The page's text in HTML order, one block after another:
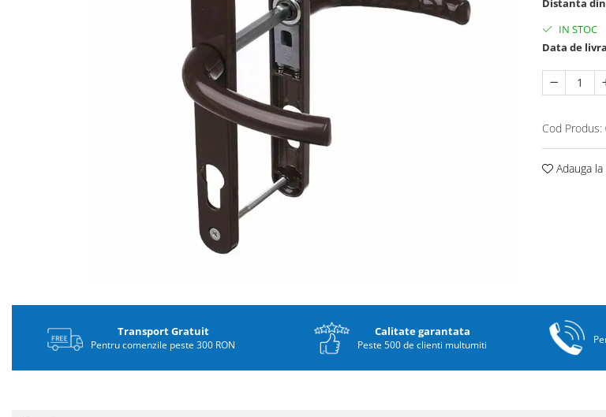
Distanta
IN STOC
Data de
Cod Produs:
Adauga
Transport Gratuit
Pentru comenzile peste 300 RON
Calitate garantata
Peste 500 de clienti multumiti